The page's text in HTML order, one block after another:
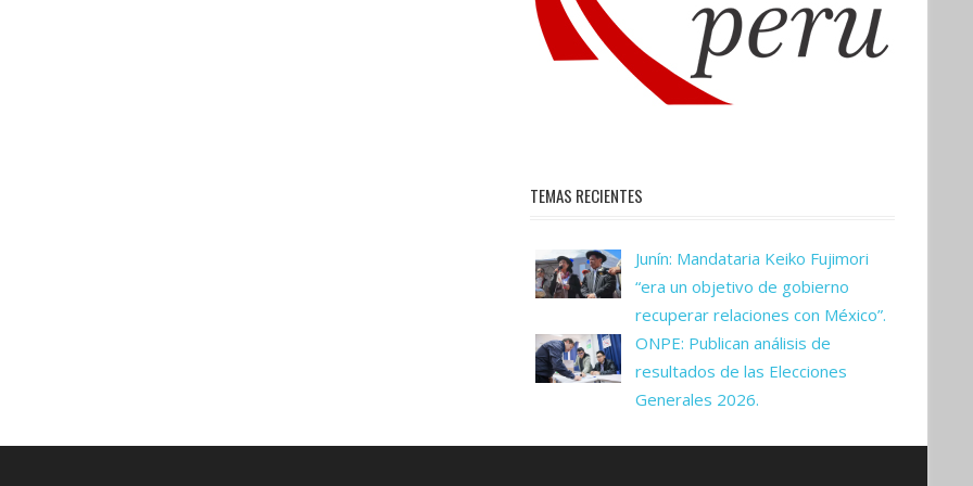
TEMAS RECIENTES
Junín: Mandataria Keiko Fujimori
“era un objetivo de gobierno
recuperar relaciones con México”.
ONPE: Publican análisis de
resultados de las Elecciones
Generales 2026.